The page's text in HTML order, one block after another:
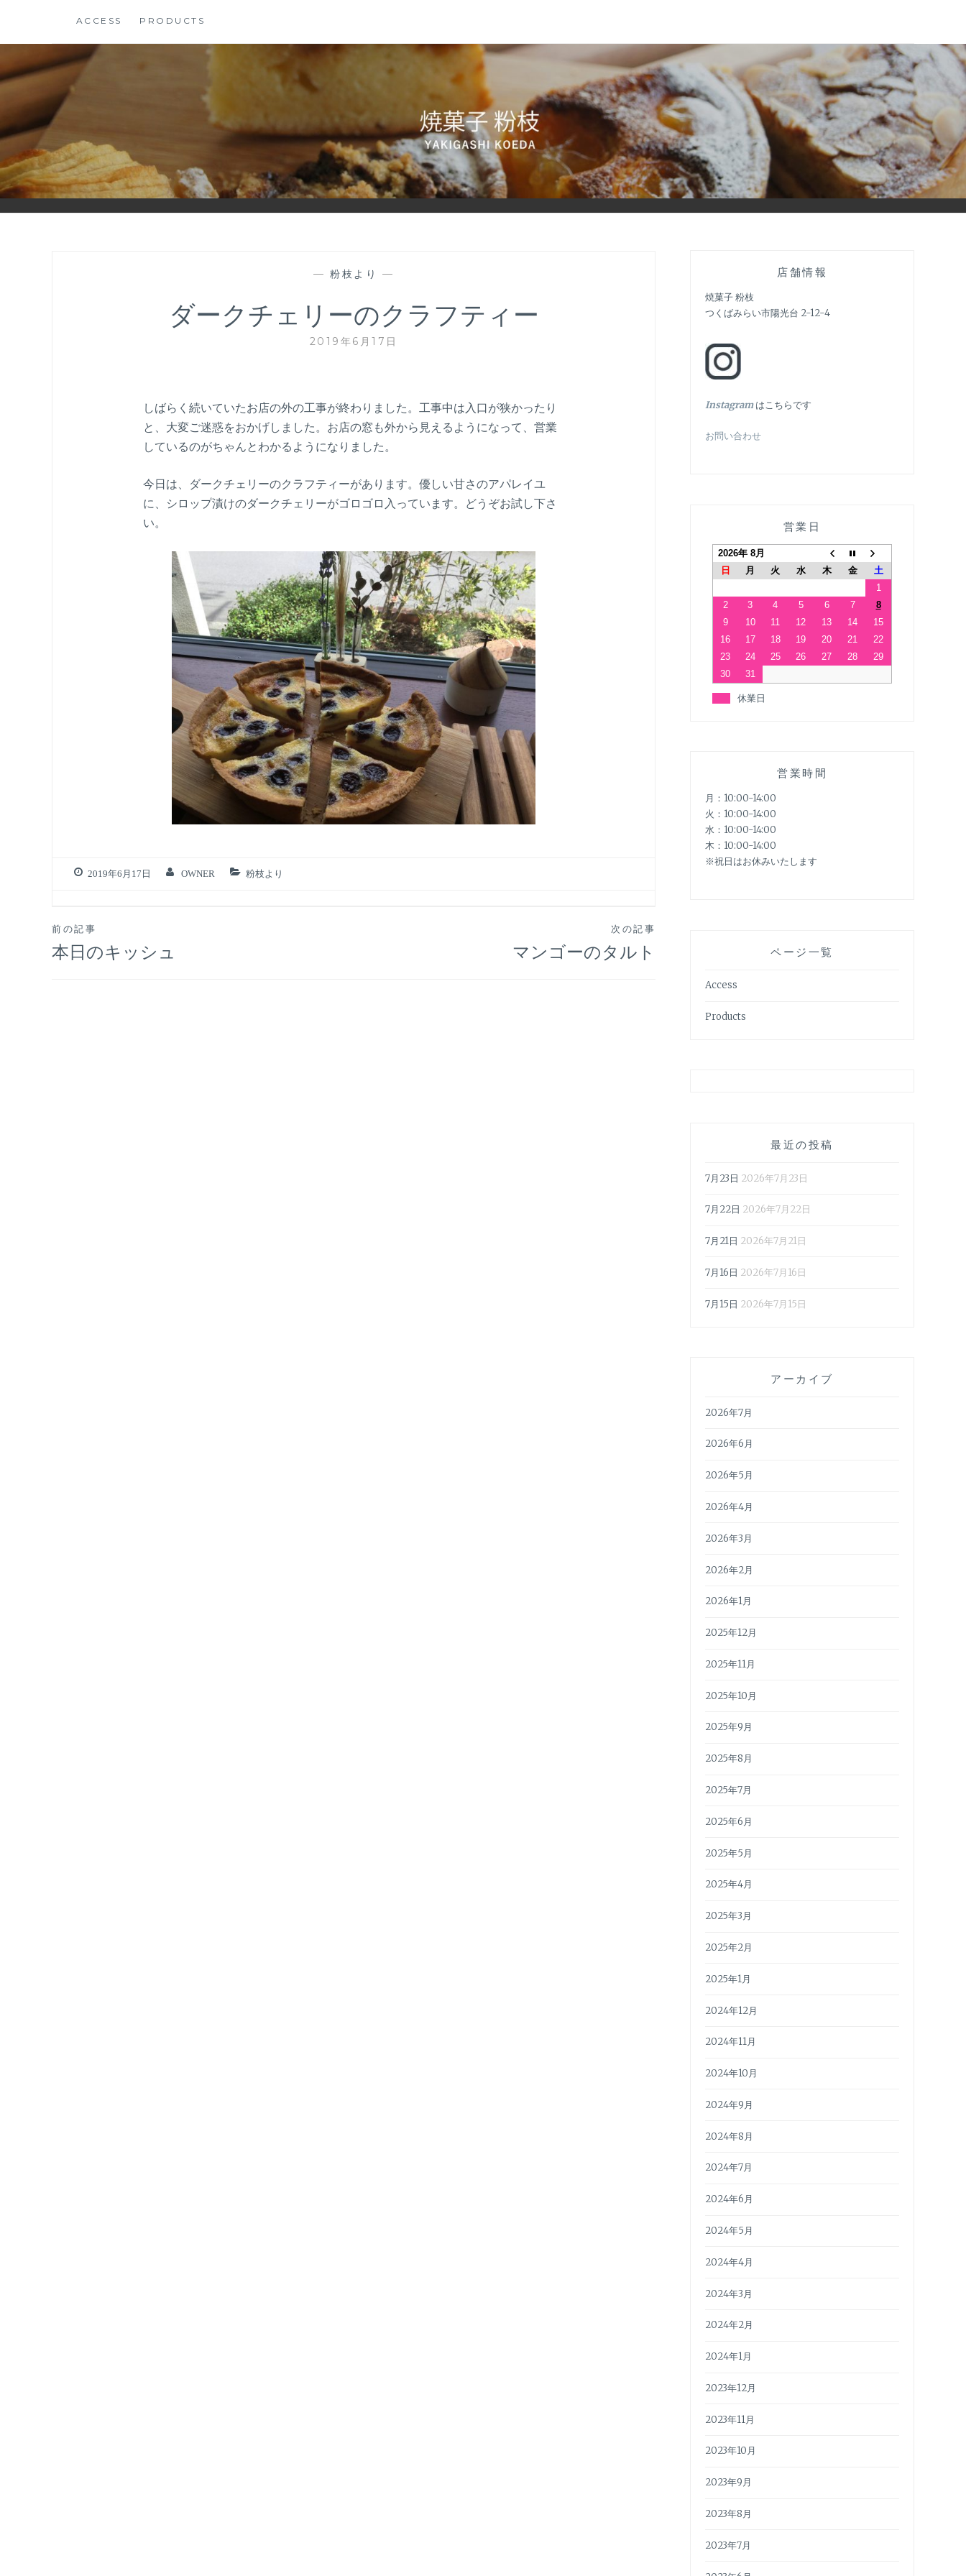
テ
ン
ツ
ス
キ
ッ
プ
ACCESS PRODUCTS
— 粉枝より —
ダークチェリーのクラフティー
2019年6月17日
しばらく続いていたお店の外の工事が終わりました。工事中は入口が狭かったり
と、大変ご迷惑をおかげしました。お店の窓も外から見えるようになって、営業
しているのがちゃんとわかるようになりました。
今日は、ダークチェリーのクラフティーがあります。優しい甘さのアパレイユ
に、シロップ漬けのダークチェリーがゴロゴロ入っています。どうぞお試し下さ
い。
2019年6月17日 OWNER 粉枝より
投
稿
前の記事
本日のキッシュ
次の記事
マンゴーのタルト
店舗情報
焼菓子 粉枝
つくばみらい市陽光台 2-12-4
Instagramはこちらです
お問い合わせ
営業日
2026年 8月
日
月 火 水 木 金
土
1
2
3 4 5 6 7
8
9
10 11 12 13 14
15
16
17 18 19 20 21
22
23
24 25 26 27 28
29
30
31
休業日
営業時間
月：10:00-14:00
火：10:00-14:00
水：10:00-14:00
木：10:00-14:00
※祝日はお休みいたします
ページ一覧
Access
Products
最近の投稿
7月23日 2026年7月23日
7月22日 2026年7月22日
7月21日 2026年7月21日
7月16日 2026年7月16日
7月15日 2026年7月15日
アーカイブ
2026年7月
2026年6月
2026年5月
2026年4月
2026年3月
2026年2月
2026年1月
2025年12月
2025年11月
2025年10月
2025年9月
2025年8月
2025年7月
2025年6月
2025年5月
2025年4月
2025年3月
2025年2月
2025年1月
2024年12月
2024年11月
2024年10月
2024年9月
2024年8月
2024年7月
2024年6月
2024年5月
2024年4月
2024年3月
2024年2月
2024年1月
2023年12月
2023年11月
2023年10月
2023年9月
2023年8月
2023年7月